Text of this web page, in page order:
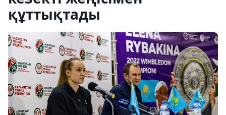
құттықтады